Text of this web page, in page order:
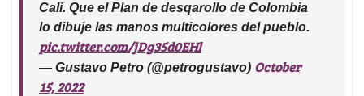
Cali. Que el Plan de desqarollo de Colombia
lo dibuje las manos multicolores del pueblo.
pic.twitter.com/jDg35d0EHl
— Gustavo Petro (@petrogustavo) October
15, 2022